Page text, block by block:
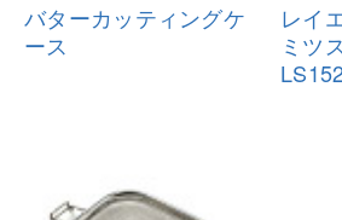
バターカッティングケ
ース
レイ
ミツ